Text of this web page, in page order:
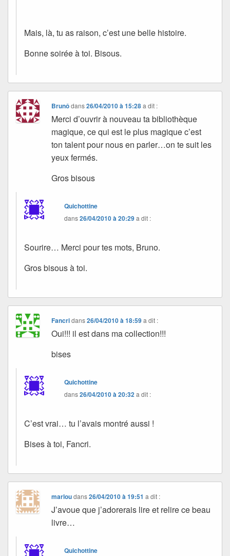
Mais, là, tu as raison, c’est une belle histoire.
Bonne soirée à toi. Bisous.
Brunôdans26/04/2010 à 15:28 a dit :
Merci d’ouvrir à nouveau ta bibliothèque
magique, ce qui est le plus magique c’est
ton talent pour nous en parler…on te suit les
yeux fermés.
Gros bisous
Quichottine
dans26/04/2010 à 20:29a dit :
Sourire… Merci pour tes mots, Bruno.
Gros bisous à toi.
Fancridans26/04/2010 à 18:59 a dit :
Oui!!! il est dans ma collection!!!
bises
Quichottine
dans26/04/2010 à 20:32a dit :
C’est vrai… tu l’avais montré aussi !
Bises à toi, Fancri.
marloudans26/04/2010 à 19:51 a dit :
J’avoue que j’adorerais lire et relire ce beau
livre…
Quichottine